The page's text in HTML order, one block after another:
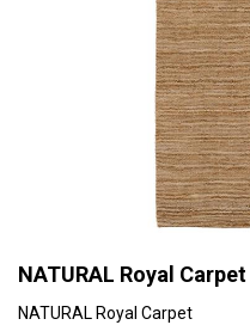
NATURAL Royal Carpet
NATURAL Royal Carpet